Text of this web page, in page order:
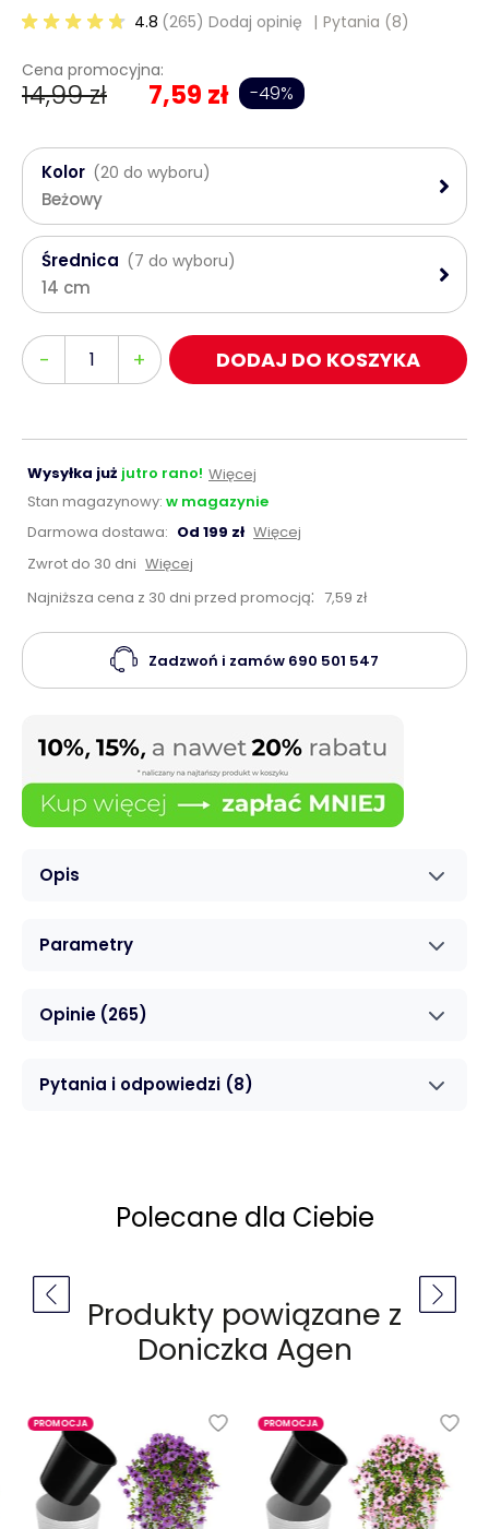
Opis
Parametry
Opinie (265)
Pytania i odpowiedzi (8)
4.8 (265) Dodaj opinię Pytania (8)
Cena promocyjna:
14,99 zł 7,59 zł -49%
Kolor (20 do wyboru)
Beżowy
Średnica (7 do wyboru)
14 cm
-
Ilość + DODAJ DO KOSZYKA
Wysyłka już jutro rano! Więcej
Stan magazynowy: w magazynie
Darmowa dostawa: Od 199 zł Więcej
Zwrot do 30 dni Więcej
Najniższa cena z 30 dni przed promocją: 7,59 zł
Zadzwoń i zamów 690 501 547
Polecane dla Ciebie
Produkty powiązane z
Doniczka Agen
PROMOCJA PROMOCJA